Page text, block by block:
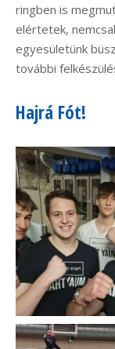
ringben is
elértetek,
egyesületünk
további
Hajrá Fót!